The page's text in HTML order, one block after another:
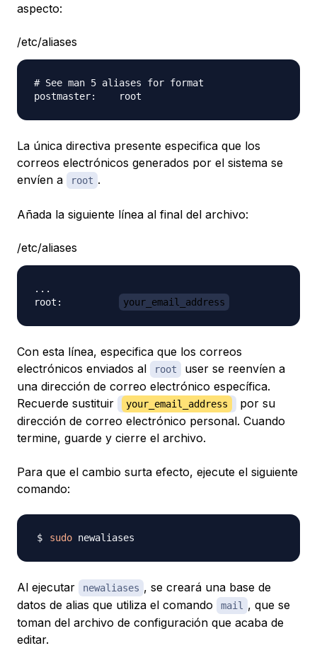
aspecto:
/etc/aliases
# See man 5 aliases for format
La única directiva presente especifica que los
correos electrónicos generados por el sistema se
envíen a
root .
Añada la siguiente línea al final del archivo:
/etc/aliases
...
root:
your_email_address
Con esta línea, especifica que los correos
electrónicos enviados al
root
user se reenvíen a
una dirección de correo electrónico específica.
Recuerde sustituir
your_email_address
por su
dirección de correo electrónico personal. Cuando
termine, guarde y cierre el archivo.
Para que el cambio surta efecto, ejecute el siguiente
comando:
sudo
Al ejecutar newaliases , se creará una base de
datos de alias que utiliza el comando
mail
, que se
toman del archivo de configuración que acaba de
editar.